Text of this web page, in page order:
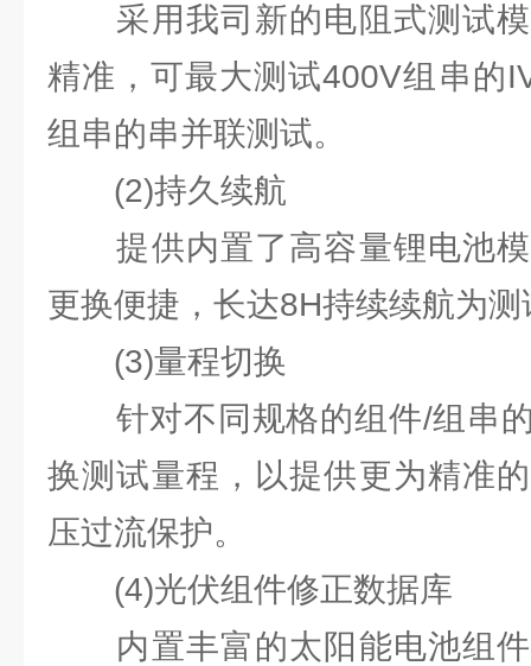
采⽤我司新的电阻式测试模
精准，可最⼤测试400V组串的
组串的串并联测试。
(2)持久续航
提供内置了⾼容量锂电池模
更换便捷，长达8H持续续航为
(3)量程切换
针对不同规格的组件/组串的
换测试量程，以提供更为精准
压过流保护。
(4)光伏组件修正数据库
内置丰富的太阳能电池组件